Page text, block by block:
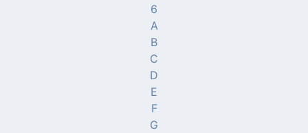
6
A
B
C
D
E
F
G